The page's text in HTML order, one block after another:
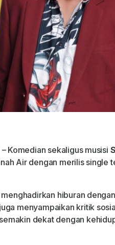
– Komedian sekaligus musisi
Air dengan merilis single
hiburan
menyampaikan kritik
dekat dengan